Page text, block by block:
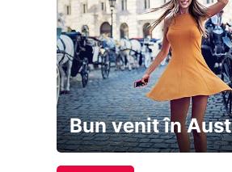
Bun venit în